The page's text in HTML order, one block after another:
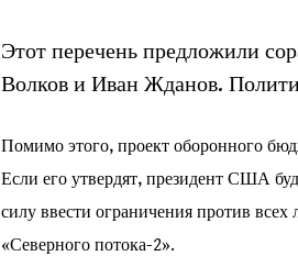
Этот перечень предложили
Волков и Иван Жданов.
Помимо этого, проект оборонного
Если его утвердят, президент США
силу ввести ограничения против
«Северного потока-2».